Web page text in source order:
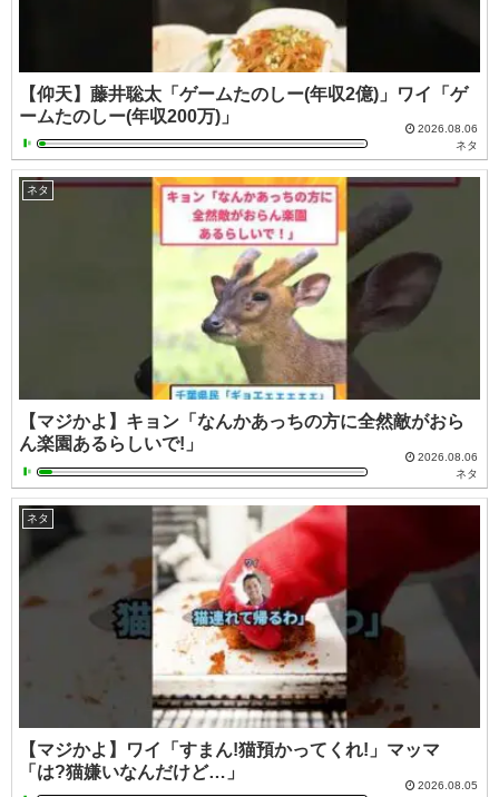
【仰天】藤井聡太「ゲームたのしー(年収2億)」ワイ「ゲ
ームたのしー(年収200万)」
2026.08.06
ネタ
ネタ
【マジかよ】キョン「なんかあっちの方に全然敵がおら
ん楽園あるらしいで!」
2026.08.06
ネタ
ネタ
【マジかよ】ワイ「すまん!猫預かってくれ!」マッマ
「は?猫嫌いなんだけど…」
2026.08.05